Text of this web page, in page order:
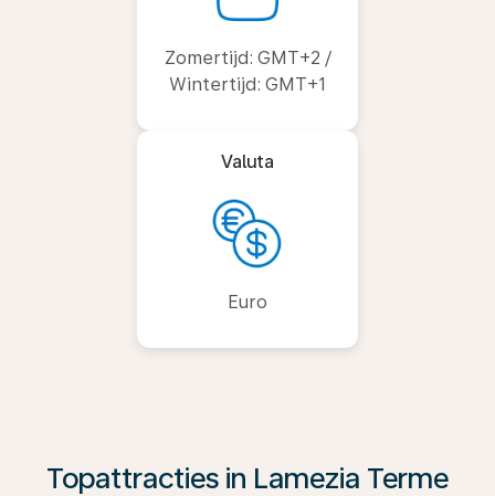
Zomertijd: GMT+2 /
Wintertijd: GMT+1
Valuta
Euro
Topattracties in Lamezia Terme